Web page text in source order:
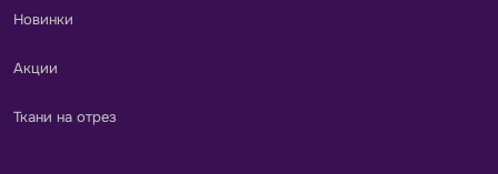
Новинки
Акции
Ткани на отрез